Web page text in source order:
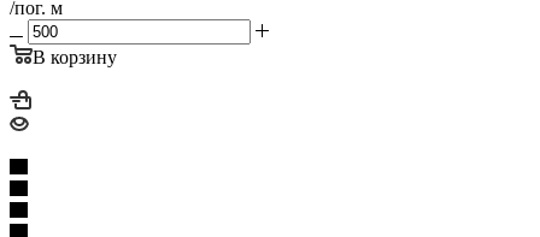
/пог. м
В корзину